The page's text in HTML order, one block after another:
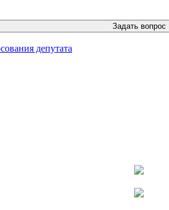
депутата